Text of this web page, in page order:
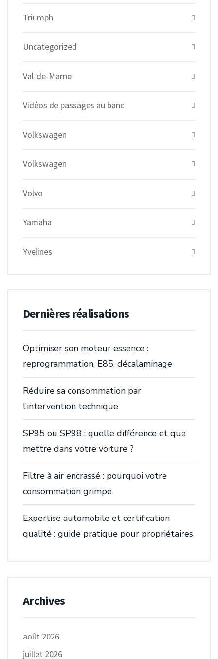
Triumph
Uncategorized
Val-de-Marne
Vidéos de passages au banc
Volkswagen
Volkswagen
Volvo
Yamaha
Yvelines
Dernières réalisations
Optimiser son moteur essence :
reprogrammation, E85, décalaminage
Réduire sa consommation par
l’intervention technique
SP95 ou SP98 : quelle différence et que
mettre dans votre voiture ?
Filtre à air encrassé : pourquoi votre
consommation grimpe
Expertise automobile et certification
qualité : guide pratique pour propriétaires
Archives
août 2026
juillet 2026